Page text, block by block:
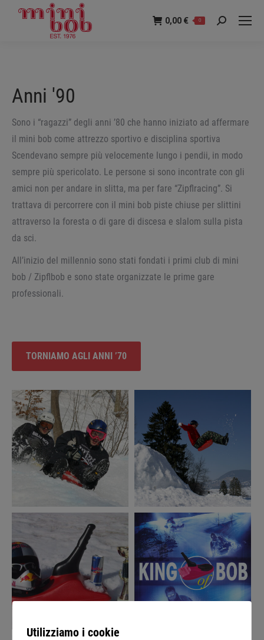
0,00 € 0 Ricerca:
Anni '90
Sono i “ragazzi” degli anni ’80 che hanno iniziato ad affermare
il mini bob come attrezzo sportivo e disciplina sportiva
Scendevano sempre più velocemente lungo i pendii, in modo
sempre più spericolato. Le persone si sono incontrate con gli
amici non per andare in slitta, ma per fare “Zipflracing”. Si
trattava di percorrere con il mini bob piste chiuse per slittini
attraverso la foresta o di gare di discesa e slalom sulla pista
da sci.
All’inizio del millennio sono stati fondati i primi club di mini
bob / Zipflbob e sono state organizzate le prime gare
professionali.
TORNIAMO AGLI ANNI ’70
Utilizziamo i cookie